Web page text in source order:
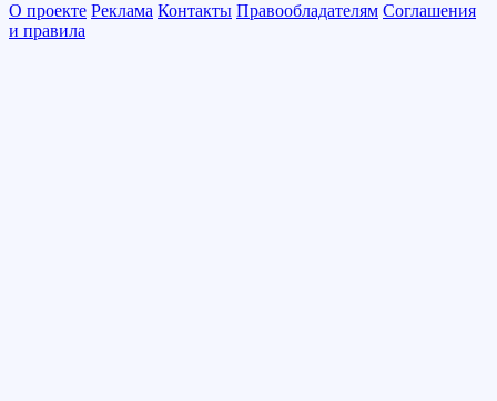
О проекте Реклама Контакты Правообладателям Соглашения
и правила